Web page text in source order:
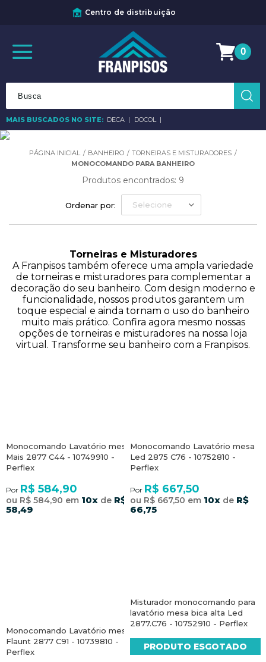
Centro de distribuição
MAIS BUSCADOS NO SITE: DECA DOCOL
0
Ordenar por: Selecione
Produtos encontrados: 9
BANHEIRO
TORNEIRAS E MISTURADORES
MONOCOMANDO PARA BANHEIRO
Torneiras e Misturadores
A Franpisos também oferece uma ampla variedade
de torneiras e misturadores para complementar a
decoração do seu banheiro. Com design moderno e
funcionalidade, nossos produtos garantem um
toque especial e ainda tornam o uso do banheiro
muito mais prático. Confira agora mesmo nossas
opções de torneiras e misturadores na nossa loja
virtual. Transforme seu banheiro com a Franpisos.
Monocomando Lavatório mesa
Mais 2877 C44 - 10749910 -
Perflex
Por R$ 584,90
ou R$ 584,90 em 10xde R$
58,49
Monocomando Lavatório mesa
Led 2875 C76 - 10752810 -
Perflex
Por R$ 667,50
ou R$ 667,50 em 10xde R$
66,75
Monocomando Lavatório mesa
Flaunt 2877 C91 - 10739810 -
Perflex
Misturador monocomando para
lavatório mesa bica alta Led
2877.C76 - 10752910 - Perflex
PRODUTO ESGOTADO